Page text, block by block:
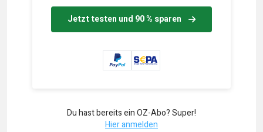
Jetzt testen und 90 % sparen
Du hast bereits ein OZ-Abo? Super!
Hier anmelden